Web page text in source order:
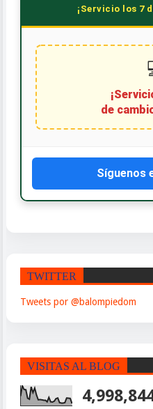
¡Servicio los 7
de
Síguenos
TWITTER
Tweets por @balompiedom
VISITAS AL BLOG